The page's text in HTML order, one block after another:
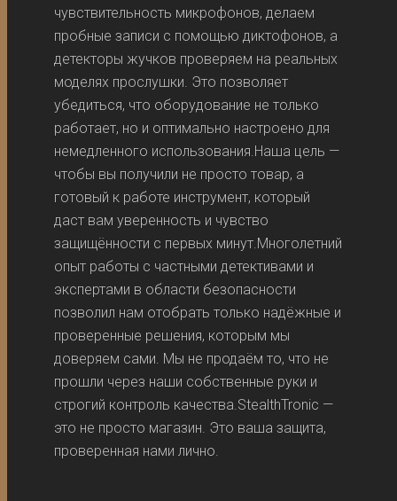
чувствительность микрофонов, делаем
пробные записи с помощью диктофонов, а
детекторы жучков проверяем на реальных
моделях прослушки. Это позволяет
убедиться, что оборудование не только
работает, но и оптимально настроено для
немедленного использования.Наша цель —
чтобы вы получили не просто товар, а
готовый к работе инструмент, который
даст вам уверенность и чувство
защищённости с первых минут.Многолетний
опыт работы с частными детективами и
экспертами в области безопасности
позволил нам отобрать только надёжные и
проверенные решения, которым мы
доверяем сами. Мы не продаём то, что не
прошли через наши собственные руки и
строгий контроль качества.StealthTronic —
это не просто магазин. Это ваша защита,
проверенная нами лично.